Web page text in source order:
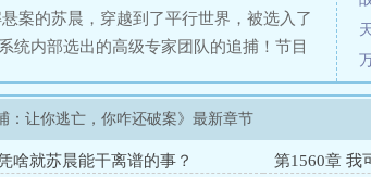
案的苏晨，穿越到了平行世界，被选入了
统内部选出的高级专家团队的追捕！节目
法，把专家组带入了一个又一个的悬案
、海航航班失踪案，乃至异国的开膛手杰
智商。而诸多悬案的真相，也渐渐浮出水
：让你逃亡，你咋还破案》最新章节
啥就苏晨能干离谱的事？
第1560章 我